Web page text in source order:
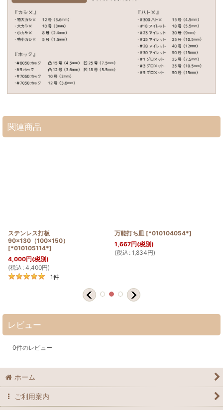
関連商品
ステンレス打板
90×130（100×150）
[*010105114*]
4,000円(税別)
(税込 : 4,400円)
1件
万能打ち皿 [*010104054*]
1,667円(税別)
(税込 : 1,834円)
レビュー
0件のレビュー
ホーム
ご利用案内